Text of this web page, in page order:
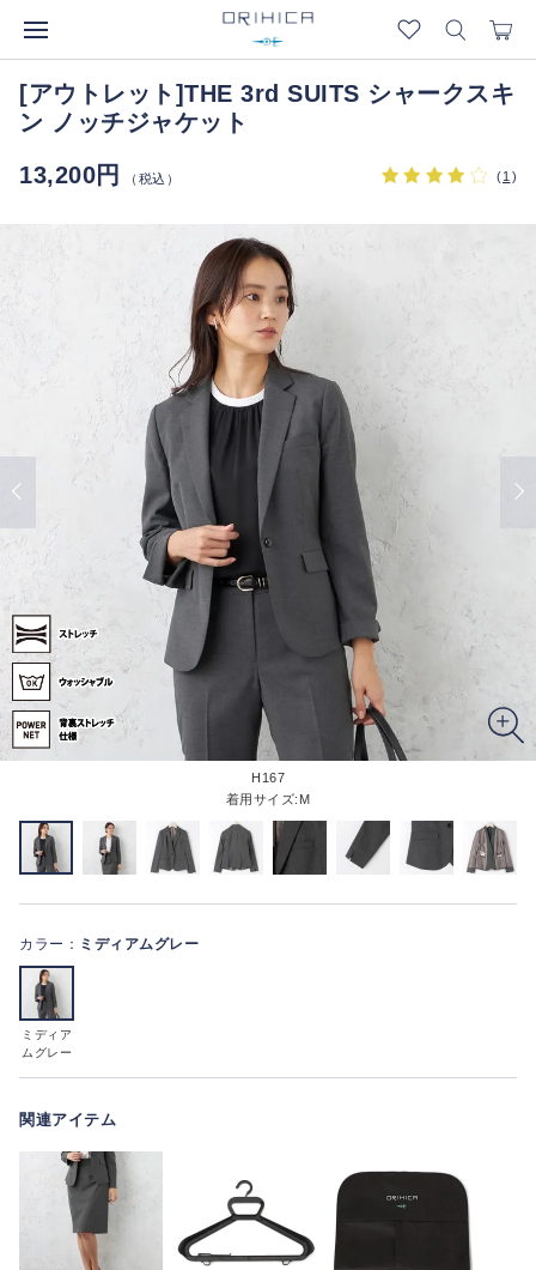
[アウトレット]THE 3rd SUITS シャークスキ
ン ノッチジャケット
13,200円
（税込） (1 )
H167
着用サイズ:M
カラー： ミディアムグレー
ミディア
ムグレー
関連アイテム